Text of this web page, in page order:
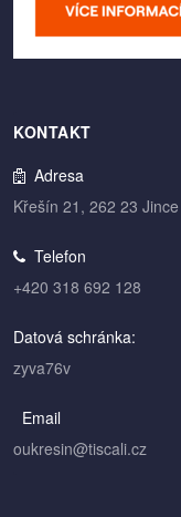
KONTAKT
Adresa
Křešín 21, 262 23 Jince
Telefon
+420 318 692 128
Datová schránka:
zyva76v
Email
oukresin@tiscali.cz